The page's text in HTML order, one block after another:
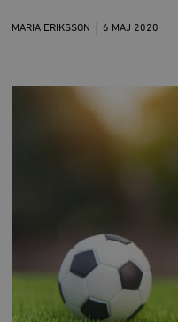
MARIA ERIKSSON 6 MAJ 2020